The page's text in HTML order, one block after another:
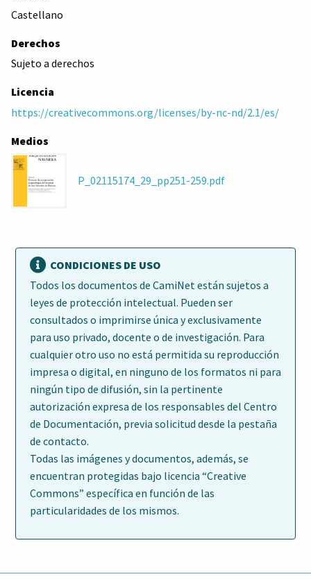
Castellano
Derechos
Sujeto a derechos
Licencia
https://creativecommons.org/licenses/by-nc-nd/2.1/es/
Medios
P_02115174_29_pp251-259.pdf
CONDICIONES DE USO
Todos los documentos de CamiNet están sujetos a
leyes de protección intelectual. Pueden ser
consultados o imprimirse única y exclusivamente
para uso privado, docente o de investigación. Para
cualquier otro uso no está permitida su reproducción
impresa o digital, en ninguno de los formatos ni para
ningún tipo de difusión, sin la pertinente
autorización expresa de los responsables del Centro
de Documentación, previa solicitud desde la pestaña
de contacto.
Todas las imágenes y documentos, además, se
encuentran protegidas bajo licencia “Creative
Commons” específica en función de las
particularidades de los mismos.